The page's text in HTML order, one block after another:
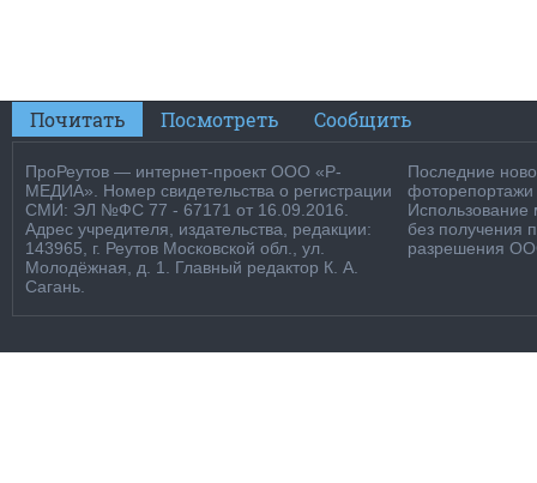
Почитать Посмотреть Сообщить
ПроРеутов — интернет-проект ООО «Р-
МЕДИА». Номер свидетельства о регистрации
СМИ: ЭЛ №ФС 77 - 67171 от 16.09.2016.
Адрес учредителя, издательства, редакции:
143965, г. Реутов Московской обл., ул.
Молодёжная, д. 1. Главный редактор К. А.
Сагань.
Последние
фоторепортажи
Использование
без получения
разрешения